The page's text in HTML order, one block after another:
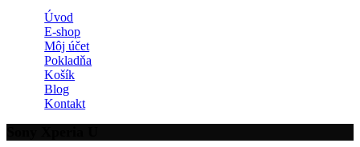
Úvod
E-shop
Môj účet
Pokladňa
Košík
Blog
Kontakt